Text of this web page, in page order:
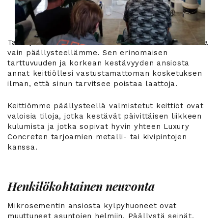
Tahrojenkestävän keittiön luominen on mahdollista
vain päällysteellämme. Sen erinomaisen
tarttuvuuden ja korkean kestävyyden ansiosta
annat keittiöllesi vastustamattoman kosketuksen
ilman, että sinun tarvitsee poistaa laattoja.
Keittiömme päällysteellä valmistetut keittiöt ovat
valoisia tiloja, jotka kestävät päivittäisen liikkeen
kulumista ja jotka sopivat hyvin yhteen Luxury
Concreten tarjoamien metalli- tai kivipintojen
kanssa.
Henkilökohtainen neuvonta
Mikrosementin ansiosta kylpyhuoneet ovat
muuttuneet asuntojen helmiin. Päällystä seinät,